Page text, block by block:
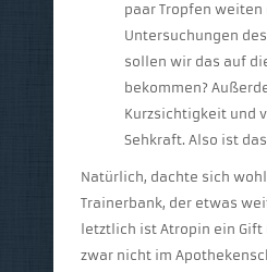
paar Tropfen
Untersuchungen
sollen wir das auf
bekommen?
Kurzsichtigkeit und
Sehkraft. Also ist
Natürlich, dachte sich
Trainerbank, der etwas
letztlich ist Atropin ein
zwar nicht im